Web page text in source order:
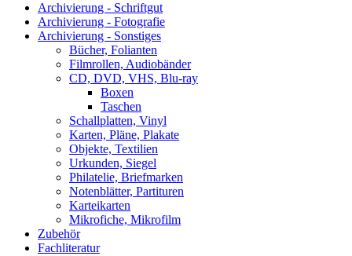
Archivierung - Schriftgut
Archivierung - Fotografie
Archivierung - Sonstiges
Bücher, Folianten
Filmrollen, Audiobänder
CD, DVD, VHS, Blu-ray
Boxen
Taschen
Schallplatten, Vinyl
Karten, Pläne, Plakate
Objekte, Textilien
Urkunden, Siegel
Philatelie, Briefmarken
Notenblätter, Partituren
Karteikarten
Mikrofiche, Mikrofilm
Zubehör
Fachliteratur